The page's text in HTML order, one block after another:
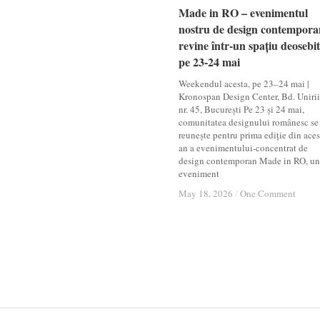
Made in RO – evenimentul
nostru de design
revine într-un spațiu
pe 23-24 mai
Weekendul acesta, pe 23–24 mai |
Kronospan Design Center, Bd. Unirii
nr. 45, București Pe 23 și 24 mai,
comunitatea designului românesc se
reunește pentru prima ediție din
an a evenimentului-concentrat de
design contemporan Made in RO, un
eveniment
May 18, 2026 / One Comment
Made in RO – evenimentul
nostru de design
revine într-un spațiu
pe 23-24 mai
May 18, 2026 / One Comment